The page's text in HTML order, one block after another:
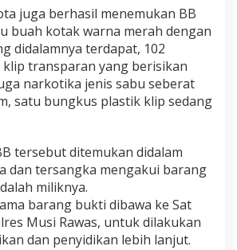
juga berhasil menemukan BB
buah kotak warna merah dengan
didalamnya terdapat, 102
transparan yang berisikan
narkotika jenis sabu seberat
satu bungkus plastik klip sedang
tersebut ditemukan didalam
dan tersangka mengakui barang
miliknya.
barang bukti dibawa ke Sat
Musi Rawas, untuk dilakukan
dan penyidikan lebih lanjut.